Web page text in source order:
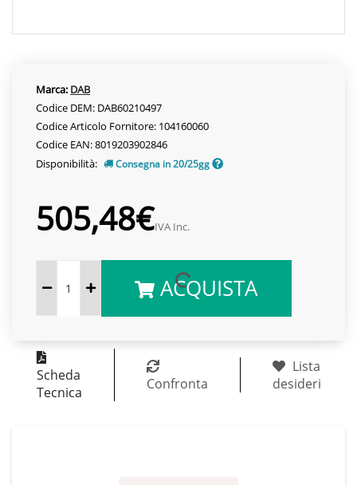
Marca: DAB
Codice DEM: DAB60210497
Codice Articolo Fornitore: 104160060
Codice EAN: 8019203902846
Disponibilità:
Consegna in 20/25gg
505,48€IVA Inc.
ACQUISTA
Scheda
Tecnica
Confronta
Lista
desideri